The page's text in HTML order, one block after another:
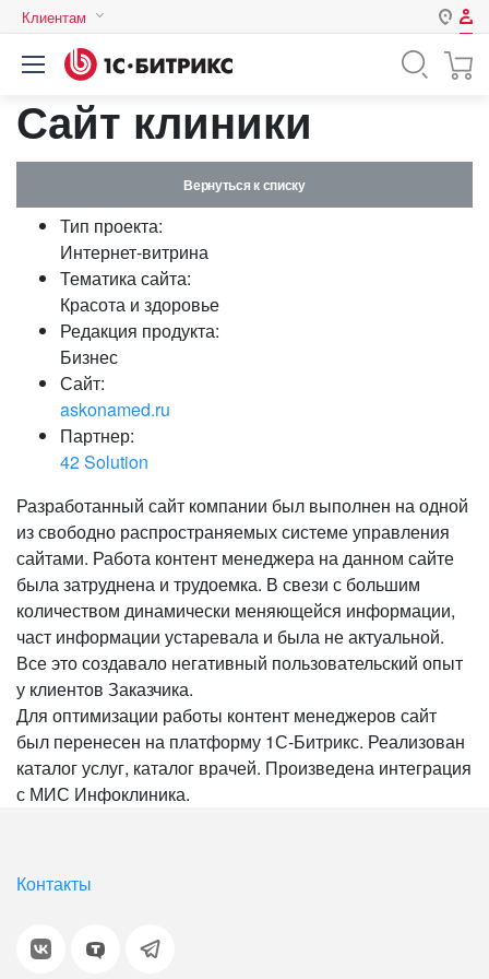
Клиентам
Авторизация
Логин
Пароль
Запомнить меня на этом
Сайт клиники
Вернуться к списку
Тип проекта:
Интернет-витрина
Тематика сайта:
Красота и здоровье
Редакция продукта:
Бизнес
Сайт:
askonamed.ru
Партнер:
42 Solution
Разработанный сайт компании был выполнен на одной
из свободно распространяемых системе управления
сайтами. Работа контент менеджера на данном сайте
была затруднена и трудоемка. В свези с большим
количеством динамически меняющейся информации,
част информации устаревала и была не актуальной.
Все это создавало негативный пользовательский опыт
у клиентов Заказчика.
Для оптимизации работы контент менеджеров сайт
был перенесен на платформу 1С-Битрикс. Реализован
каталог услуг, каталог врачей. Произведена интеграция
с МИС Инфоклиника.
Контакты